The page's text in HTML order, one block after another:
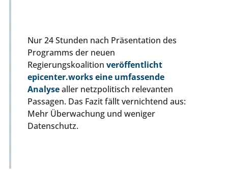
Nur 24 Stunden nach Präsentation des
Programms der neuen
Regierungskoalition veröffentlicht
epicenter.works eine umfassende
Analysealler netzpolitisch relevanten
Passagen. Das Fazit fällt vernichtend aus:
Mehr Überwachung und weniger
Datenschutz.